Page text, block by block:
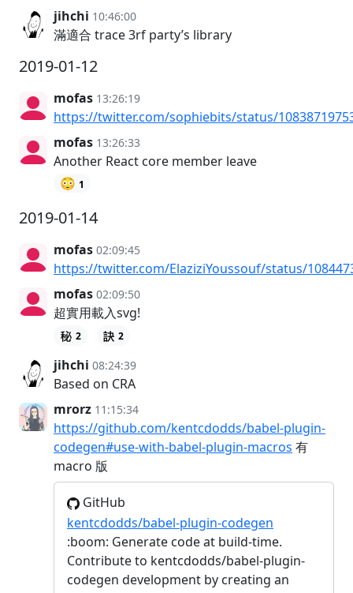
jihchi 10:46:00
滿適合 trace 3rf party’s library
2019-01-12
mofas 13:26:19
https://twitter.com/sophiebits/status/
mofas 13:26:33
Another React core member leave
😳 1
2019-01-14
mofas 02:09:45
https://twitter.com/ElaziziYoussouf/status/
mofas 02:09:50
超實用載入svg!
2 2
jihchi 08:24:39
Based on CRA
mrorz 11:15:34
https://github.com/kentcdodds/babel-plugin-
codegen#use-with-babel-plugin-macros 有
macro 版
GitHub
kentcdodds/babel-plugin-codegen
:boom: Generate code at build-time.
Contribute to kentcdodds/babel-plugin-
codegen development by creating an